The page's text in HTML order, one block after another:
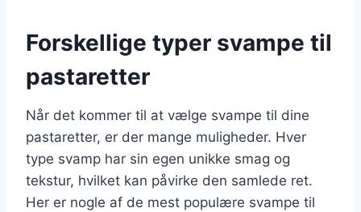
Forskellige typer svampe til
pastaretter
Når det kommer til at vælge svampe til dine
pastaretter, er der mange muligheder. Hver
type svamp har sin egen unikke smag og
tekstur, hvilket kan påvirke den samlede ret.
Her er nogle af de mest populære svampe til